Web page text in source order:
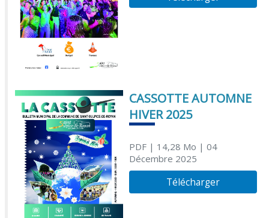
CASSOTTE AUTOMNE
HIVER 2025
PDF| 14,28 Mo | 04
Décembre 2025
Télécharger